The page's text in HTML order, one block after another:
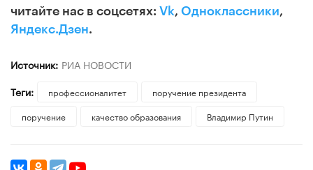
читайте нас в соцсетях: Vk, Одноклассники,
Яндекс.Дзен.
Источник: РИА НОВОСТИ
Теги:
профессионалитет
поручение президента
поручение
качество образования Владимир Путин